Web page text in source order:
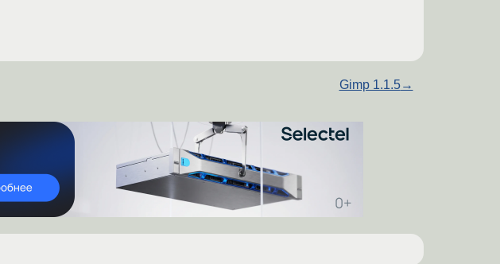
Gimp 1.1.5→